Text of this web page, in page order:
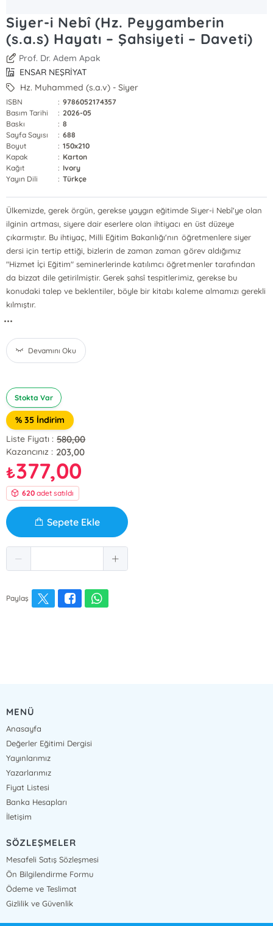
Siyer-i Nebî (Hz. Peygamberin
(s.a.s) Hayatı – Şahsiyeti – Daveti)
Prof. Dr. Adem Apak
ENSAR NEŞRİYAT
Hz. Muhammed (s.a.v) - Siyer
ISBN : 9786052174357
Basım Tarihi
: 2026-05
Baskı
: 8
Sayfa Sayısı
: 688
Boyut
: 150x210
Kapak
: Karton
Kağıt
: Ivory
Yayın Dili
: Türkçe
Ülkemizde, gerek örgün, gerekse yaygın eğitimde Siyer-i Nebî'ye olan
ilginin artması, siyere dair eserlere olan ihtiyacı en üst düzeye
çıkarmıştır. Bu ihtiyaç, Milli Eğitim Bakanlığı'nın öğretmenlere siyer
dersi için tertip ettiği, bizlerin de zaman zaman görev aldığımız
"Hizmet İçi Eğitim" seminerlerinde katılımcı öğretmenler tarafından
da bizzat dile getirilmiştir. Gerek şahsî tespitlerimiz, gerekse bu
konudaki talep ve beklentiler, böyle bir kitabı kaleme almamızı gerekli
kılmıştır.
...
Devamını Oku
Stokta Var
% 35 İndirim
Liste Fiyatı : 580,00
Kazancınız : 203,00
₺377,00
620 adet satıldı
Sepete Ekle
Paylaş
MENÜ
Anasayfa
Değerler Eğitimi Dergisi
Yayınlarımız
Yazarlarımız
Fiyat Listesi
Banka Hesapları
İletişim
SÖZLEŞMELER
Mesafeli Satış Sözleşmesi
Ön Bilgilendirme Formu
Ödeme ve Teslimat
Gizlilik ve Güvenlik